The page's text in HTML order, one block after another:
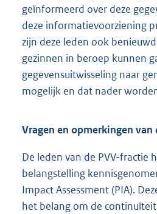
geïnformeerd over deze
deze informatievoorziening
zijn deze leden ook
gezinnen in beroep kunnen
gegevensuitwisseling naar
mogelijk en dat nader
Vragen en opmerkingen van
De leden van de PVV-fractie
belangstelling
Impact Assessment (PIA).
het belang om de